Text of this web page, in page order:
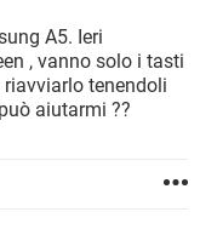
10
A5. Ieri
, vanno solo i tasti
tenendoli
aiutarmi ??